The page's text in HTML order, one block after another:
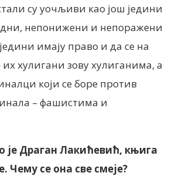
су уочљиви као још једини
непонижени и непоражени
имају право и да се на
хулигани зову хулиганима, а
који се боре против
– фашистима и
је Драган Лакићевић, књига
Чему се она све смеје?